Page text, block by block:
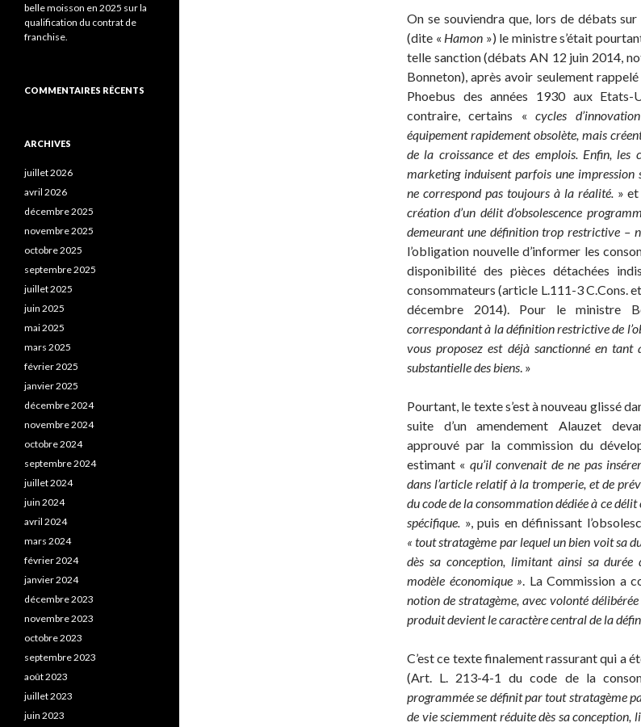
On se souviendra que, lors de débats
(dite « Hamon ») le ministre s’était
telle sanction (débats AN 12 juin 2014,
Bonneton), après avoir seulement
Phoebus des années 1930 aux
contraire, certains «cycles
équipement rapidement obsolète, mais
de la croissance et des emplois. Enfin, les
marketing induisent parfois une impression
ne correspond pas toujours à la réalité.» et
création d’un délit d’obsolescence
demeurant une définition trop restrictive –
l’obligation nouvelle d’informer les
disponibilité des pièces détachées
consommateurs (article L.111-3 C.Cons.
décembre 2014). Pour le ministre
correspondant à la définition restrictive de
vous proposez est déjà sanctionné en
substantielle des biens. »
Pourtant, le texte s’est à nouveau glissé
suite d’un amendement Alauzet
approuvé par la commission du
estimant « qu’il convenait de ne pas
dans l’article relatif à la tromperie, et de
du code de la consommation dédiée à ce
spécifique. », puis en définissant
« tout stratagème par lequel un bien voit sa
dès sa conception, limitant ainsi sa durée
modèle économique ». La Commission a
notion de stratagème, avec volonté
produit devient le caractère central de la
C’est ce texte finalement rassurant qui a
(Art. L. 213-4-1 du code de la
programmée se définit par tout stratagème
de vie sciemment réduite dès sa conception,
belle moisson en 2025 sur la
qualification du contrat de
franchise.
COMMENTAIRES RÉCENTS
ARCHIVES
juillet 2026
avril 2026
décembre 2025
novembre 2025
octobre 2025
septembre 2025
juillet 2025
juin 2025
mai 2025
mars 2025
février 2025
janvier 2025
décembre 2024
novembre 2024
octobre 2024
septembre 2024
juillet 2024
juin 2024
avril 2024
mars 2024
février 2024
janvier 2024
décembre 2023
novembre 2023
octobre 2023
septembre 2023
août 2023
juillet 2023
juin 2023